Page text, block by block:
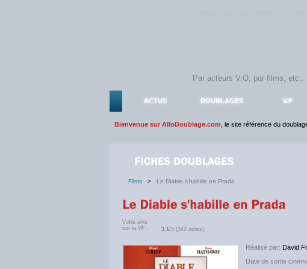
ACTUS DOUBLAGES V.F
Bienvenue sur AlloDoublage.com , le site référence du
Films > Le Diable s'habille en Prada
Votre avis
sur la VF :
3.1/5 (342 notes)
Réalisé par: David
Date de sortie